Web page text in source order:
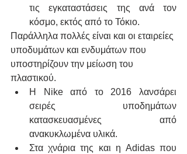
τις εγκαταστάσεις της ανά τον
κόσμο, εκτός από το Τόκιο.
Παράλληλα πολλές είναι και οι εταιρείες
υποδυμάτων και ενδυμάτων που
υποστηρίζουν την μείωση του
πλαστικού.
Η Nike από το 2016 λανσάρει
σειρές υποδημάτων
κατασκευασμένες από
ανακυκλωμένα υλικά.
Στα χνάρια της και η Adidas που